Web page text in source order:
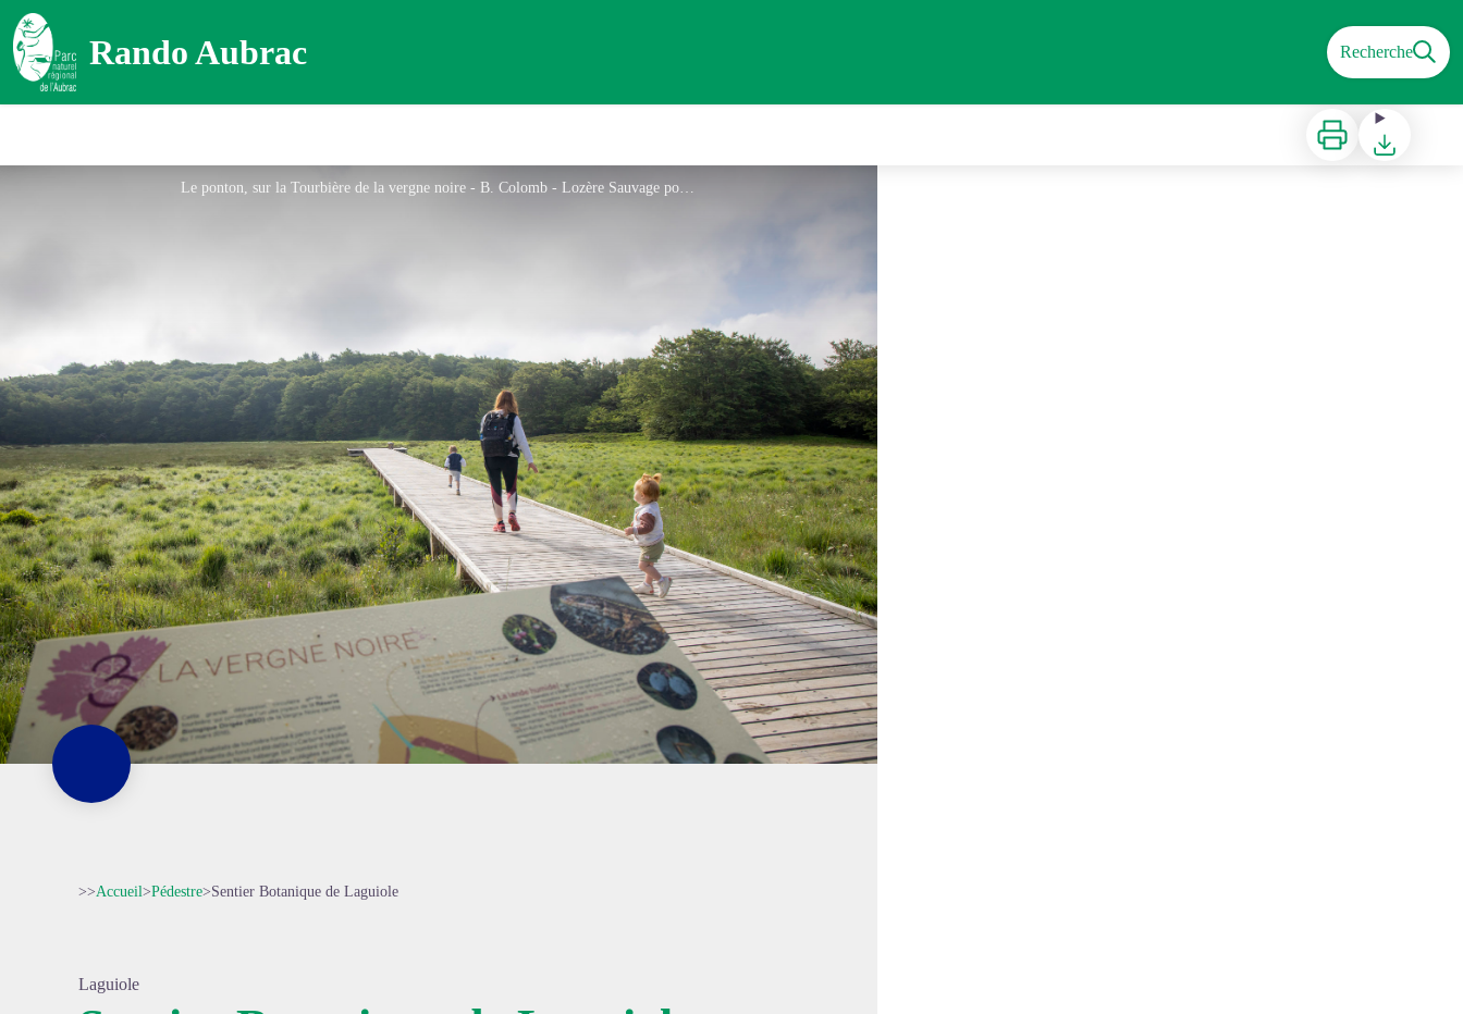
Rando Aubrac Recherche
Imprimer Télécharger
Le ponton, sur la Tourbière de la vergne noire - B. Colomb - Lozère Sauvage pour Tourisme en Aubrac
>>Accueil>Pédestre>Sentier Botanique de Laguiole
Laguiole